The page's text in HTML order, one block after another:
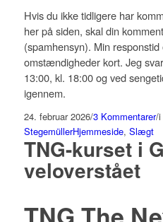
Hvis du ikke tidligere har
her på siden, skal din
(spamhensyn). Min
omstændigheder kort. Jeg
13:00, kl. 18:00 og ved
igennem.
24. februar 2026/3 Kommentarer/i
StegemüllerHjemmeside, Slægt
TNG-kurset i
veloverstået